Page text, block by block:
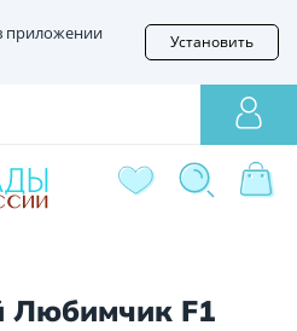
приложении
Установить
Любимчик F1